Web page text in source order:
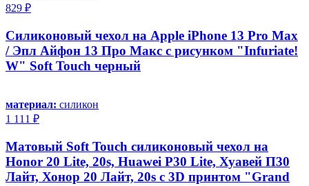
829 ₽
Силиконовый чехол на Apple iPhone 13 Pro Max
/ Эпл Айфон 13 Про Макс с рисунком "Infuriate!
W" Soft Touch черный
материал: силикон
1 111 ₽
Матовый Soft Touch силиконовый чехол на
Honor 20 Lite, 20s, Huawei P30 Lite, Хуавей П30
Лайт, Хонор 20 Лайт, 20s с 3D принтом "Grand